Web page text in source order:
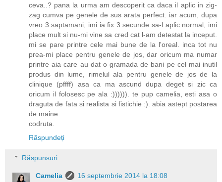
ceva..? pana la urma am descoperit ca daca il aplic in zig-
zag cumva pe genele de sus arata perfect. iar acum, dupa
vreo 3 saptamani, imi ia fix 3 secunde sa-l aplic normal, imi
place mult si nu-mi vine sa cred cat l-am detestat la inceput.
mi se pare printre cele mai bune de la l'oreal. inca tot nu
prea-mi place pentru genele de jos, dar oricum ma numar
printre aia care au dat o gramada de bani pe cel mai inutil
produs din lume, rimelul ala pentru genele de jos de la
clinique (pffff) asa ca ma ascund dupa deget si zic ca
oricum il folosesc pe ala :)))))). te pup camelia, esti asa o
draguta de fata si realista si fistichie :). abia astept postarea
de maine.
codruta.
Răspundeți
Răspunsuri
Camelia
16 septembrie 2014 la 18:08